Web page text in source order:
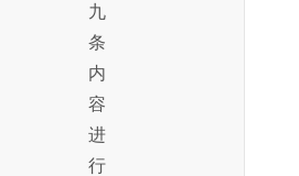
九
条
内
容
进
行